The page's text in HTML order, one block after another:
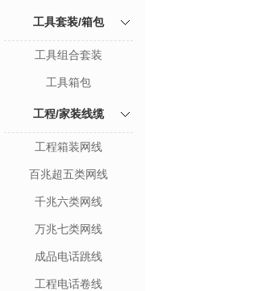
工具套装/箱包
工具组合套装
工具箱包
工程/家装线缆
工程箱装网线
百兆超五类网线
千兆六类网线
万兆七类网线
成品电话跳线
工程电话卷线